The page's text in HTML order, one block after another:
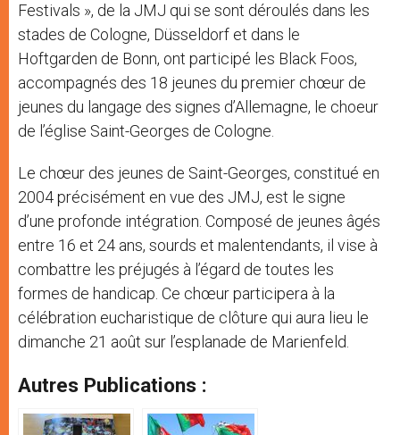
Festivals », de la JMJ qui se sont déroulés dans les
stades de Cologne, Düsseldorf et dans le
Hoftgarden de Bonn, ont participé les Black Foos,
accompagnés des 18 jeunes du premier chœur de
jeunes du langage des signes d’Allemagne, le choeur
de l’église Saint-Georges de Cologne.
Le chœur des jeunes de Saint-Georges, constitué en
2004 précisément en vue des JMJ, est le signe
d’une profonde intégration. Composé de jeunes âgés
entre 16 et 24 ans, sourds et malentendants, il vise à
combattre les préjugés à l’égard de toutes les
formes de handicap. Ce chœur participera à la
célébration eucharistique de clôture qui aura lieu le
dimanche 21 août sur l’esplanade de Marienfeld.
Autres Publications :